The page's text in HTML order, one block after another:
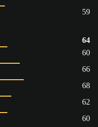
59
64
60
66
68
62
60